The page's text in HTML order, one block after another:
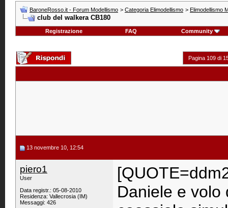
BaroneRosso.it - Forum Modellismo > Categoria Elimodellismo > Elimodellismo
club del walkera CB180
Registrazione FAQ Community
Pagina 109 di
13 novembre 10, 12:54
piero1
User
Data registr.: 05-08-2010
Residenza: Vallecrosia (IM)
Messaggi: 426
Daniele e volo